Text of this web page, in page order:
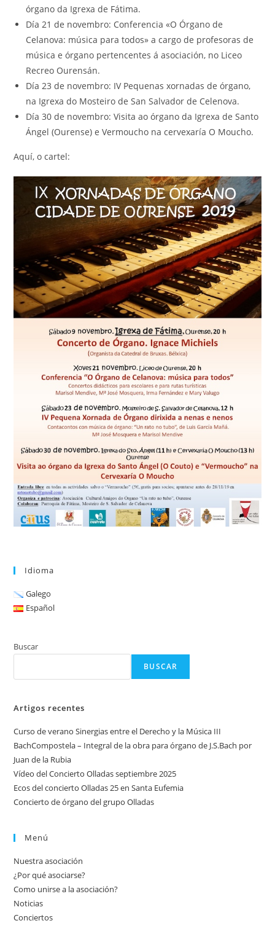
órgano da Igrexa de Fátima.
Día 21 de novembro: Conferencia «O Órgano de
Celanova: música para todos» a cargo de profesoras de
música e órgano pertencentes á asociación, no Liceo
Recreo Ourensán.
Día 23 de novembro: IV Pequenas xornadas de órgano,
na Igrexa do Mosteiro de San Salvador de Celenova.
Día 30 de novembro: Visita ao órgano da Igrexa de Santo
Ángel (Ourense) e Vermoucho na cervexaría O Moucho.
Aquí, o cartel:
Idioma
Galego
Español
Buscar
BUSCAR
Artigos recentes
Curso de verano Sinergias entre el Derecho y la Música III
BachCompostela – Integral de la obra para órgano de J.S.Bach por
Juan de la Rubia
Vídeo del Concierto Olladas septiembre 2025
Ecos del concierto Olladas 25 en Santa Eufemia
Concierto de órgano del grupo Olladas
Menú
Nuestra asociación
¿Por qué asociarse?
Como unirse a la asociación?
Noticias
Conciertos